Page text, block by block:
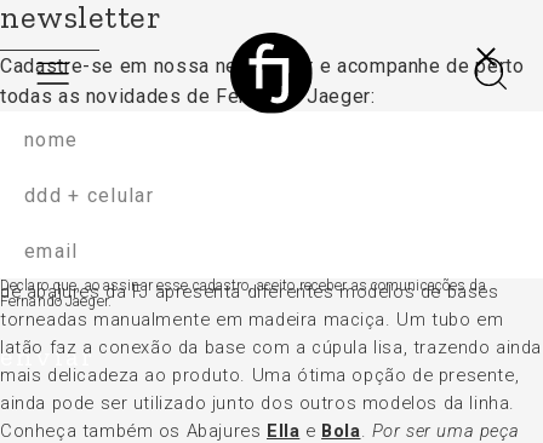
marola
Desenvolvida em conjunto com a marca TORI Objetos, a linha
de abajures da FJ apresenta diferentes modelos de bases
torneadas manualmente em madeira maciça. Um tubo em
latão faz a conexão da base com a cúpula lisa, trazendo ainda
mais delicadeza ao produto. Uma ótima opção de presente,
ainda pode ser utilizado junto dos outros modelos da linha.
Conheça também os Abajures Ella e Bola
Por ser uma peça
newsletter
Cadastre-se em nossa newsletter e acompanhede perto
todas as novidades de Fernando Jaeger:
Declaro que, ao assinar esse cadastro, aceito receber as comunicações da
Fernando Jaeger.
enviar